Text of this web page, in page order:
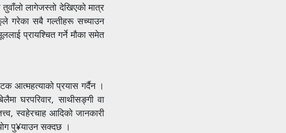
लागेजस्तो देखिएको मात्र
गरेका सबै गल्तीहरू सच्याउन
प्रायश्चित गर्ने मौका समेत
आत्महत्याको प्रयास गर्दैन ।
घरपरिवार, साथीसङ्गी वा
स्वहेरचाह आदिको जानकारी
पु¥याउन सक्दछ ।